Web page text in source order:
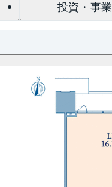
投資・事業